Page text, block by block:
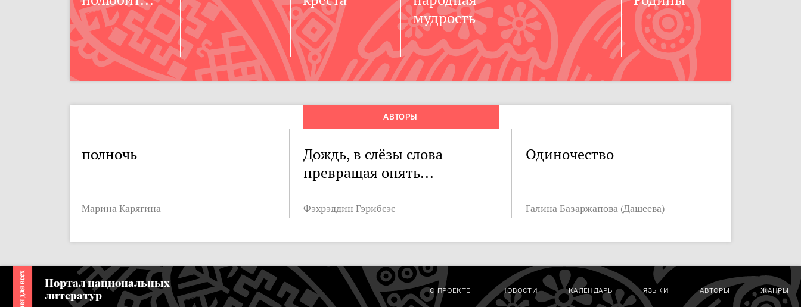
мудрость
АВТОРЫ
полночь
Марина Карягина
Дождь, в слёзы слова
превращая опять...
Фэхрэддин Гэрибсэс
Одиночество
Галина Базаржапова (Дашеева)
Портал национальных
литератур
О ПРОЕКТЕ НОВОСТИ КАЛЕНДАРЬ ЯЗЫКИ АВТОРЫ ЖАНРЫ